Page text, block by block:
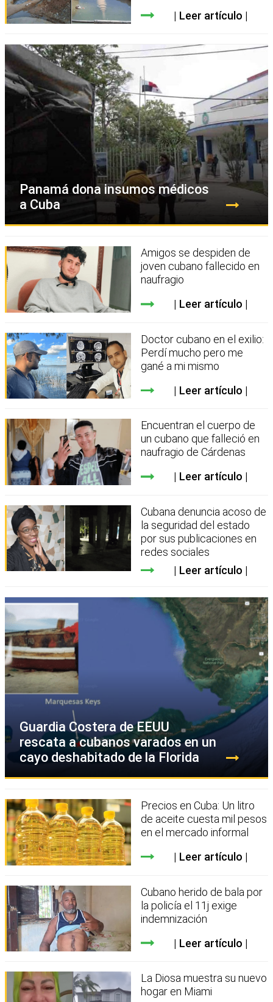
Leer artículo
Panamá dona insumos médicos
a Cuba
Amigos se despiden de
joven cubano fallecido en
naufragio
Leer artículo
Doctor cubano en el exilio:
Perdí mucho pero me
gané a mi mismo
Leer artículo
Encuentran el cuerpo de
un cubano que falleció en
naufragio de Cárdenas
Leer artículo
Cubana denuncia acoso de
la seguridad del estado
por sus publicaciones en
redes sociales
Leer artículo
Guardia Costera de EEUU
rescata a cubanos varados en un
cayo deshabitado de la Florida
Precios en Cuba: Un litro
de aceite cuesta mil pesos
en el mercado informal
Leer artículo
Cubano herido de bala por
la policía el 11j exige
indemnización
Leer artículo
La Diosa muestra su nuevo
hogar en Miami